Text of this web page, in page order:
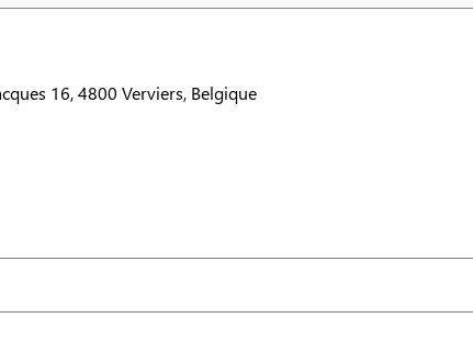
16, 4800 Verviers, Belgique